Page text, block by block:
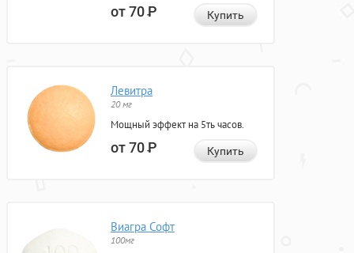
от 70Р Купить
Левитра
20 мг
Мощный эффект на 5ть часов.
от 70Р Купить
Виагра Софт
100мг